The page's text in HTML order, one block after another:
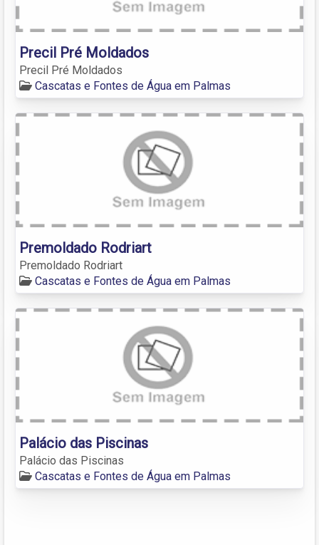
Precil Pré Moldados
Precil Pré Moldados
Cascatas e Fontes de Água em Palmas
Premoldado Rodriart
Premoldado Rodriart
Cascatas e Fontes de Água em Palmas
Palácio das Piscinas
Palácio das Piscinas
Cascatas e Fontes de Água em Palmas